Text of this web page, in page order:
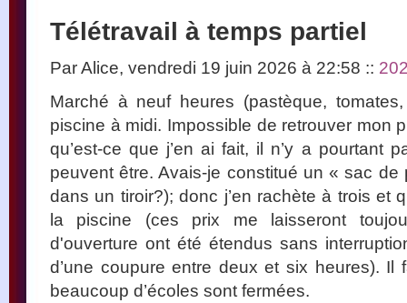
Télétravail à temps partiel
Par Alice, vendredi 19 juin 2026 à 22:58 ::
Marché à neuf heures (pastèque,
piscine à midi. Impossible de retrouver mon
qu’est-ce que j’en ai fait, il n’y a pourtant
peuvent être. Avais-je constitué un « sac
dans un tiroir?); donc j’en rachète à trois et
la piscine (ces prix me laisseront
d'ouverture ont été étendus sans
d’une coupure entre deux et six heures). Il
beaucoup d’écoles sont fermées.